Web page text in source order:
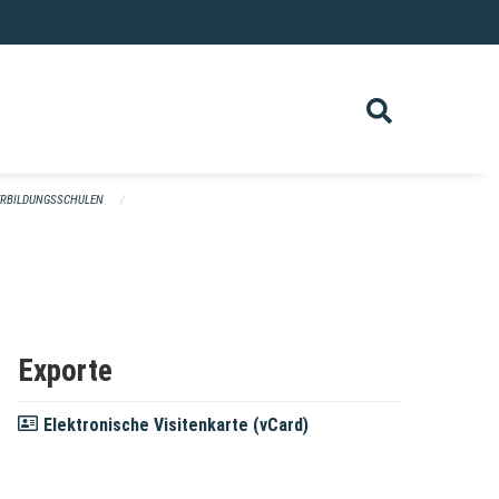
Exporte
Elektronische Visitenkarte (vCard)